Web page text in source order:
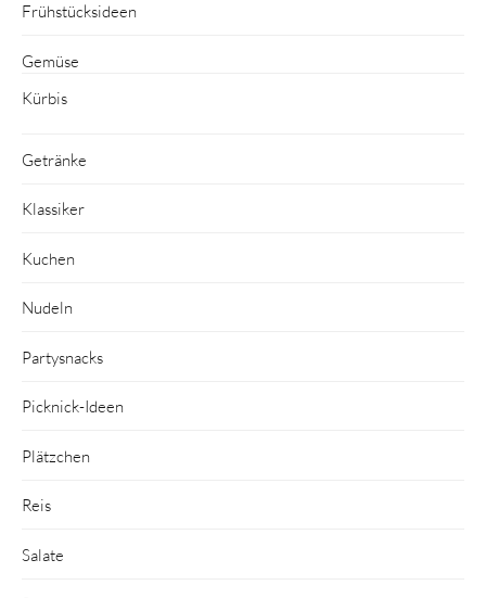
Frühstücksideen
Gemüse
Kürbis
Getränke
Klassiker
Kuchen
Nudeln
Partysnacks
Picknick-Ideen
Plätzchen
Reis
Salate